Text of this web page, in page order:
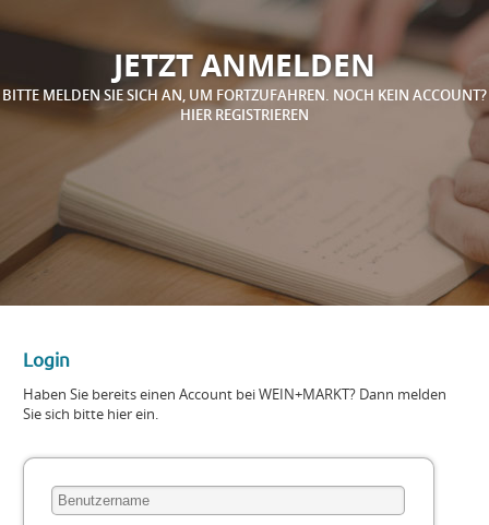
JETZT ANMELDEN
BITTE MELDEN SIE SICH AN, UM FORTZUFAHREN. NOCH KEIN ACCOUNT?
HIER REGISTRIEREN
Login
Haben Sie bereits einen Account bei WEIN+MARKT? Dann melden
Sie sich bitte hier ein.